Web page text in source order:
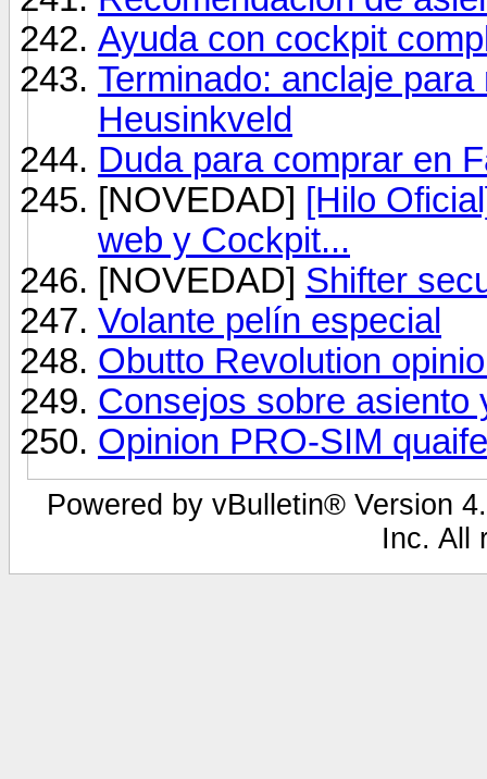
Ayuda con cockpit
Terminado: anclaje
Heusinkveld
Duda para comprar en
[NOVEDAD] [Hilo
web y Cockpit...
[NOVEDAD] Shifter
Volante pelín especial
Obutto Revolution
Consejos sobre asiento
Opinion PRO-SIM
Powered by vBulletin® Version
Inc. All